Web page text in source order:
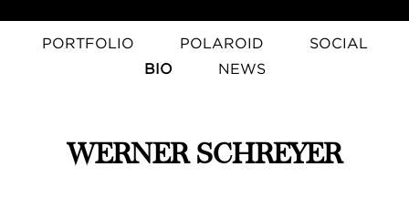
PORTFOLIO POLAROID
SOCIAL
BIO
NEWS
WERNER SCHREYER